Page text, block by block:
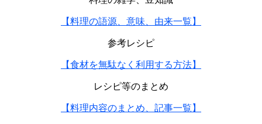
【料理の語源、意味、由来一覧】
参考レシピ
【食材を無駄なく利用する方法】
レシピ等のまとめ
【料理内容のまとめ、記事一覧】